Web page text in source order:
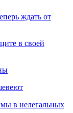
ждать от
в своей
в нелегальных